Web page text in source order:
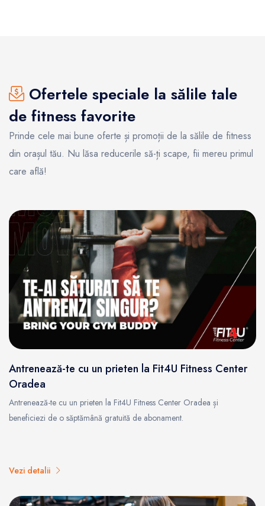
Ofertele speciale la sălile tale
de fitness favorite
Prinde cele mai bune oferte și promoții de la sălile de fitness
din orașul tău. Nu lăsa reducerile să-ți scape, fii mereu primul
care află!
Antrenează-te cu un prieten la Fit4U Fitness Center
Oradea
Antrenează-te cu un prieten la Fit4U Fitness Center Oradea și
beneficiezi de o săptămână gratuită de abonament.
Vezi detalii